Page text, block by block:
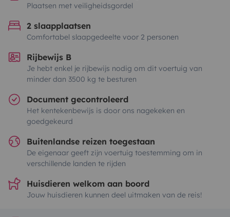
Plaatsen met veiligheidsgordel
2 slaapplaatsen
Comfortabel slaapgedeelte voor 2 personen
Rijbewijs B
Je hebt enkel je rijbewijs nodig om dit voertuig van
minder dan 3500 kg te besturen
Document gecontroleerd
Het kentekenbewijs is door ons nagekeken en
goedgekeurd
Buitenlandse reizen toegestaan
De eigenaar geeft zijn voertuig toestemming om in
verschillende landen te rijden
Huisdieren welkom aan boord
Jouw huisdieren kunnen deel uitmaken van de reis!